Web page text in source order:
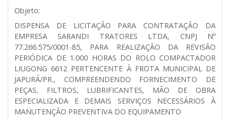
Objeto:
DISPENSA DE LICITAÇÃO PARA CONTRATAÇÃO DA
EMPRESA SARANDI TRATORES LTDA, CNPJ Nº
77.266.575/0001-85, PARA REALIZAÇÃO DA REVISÃO
PERIÓDICA DE 1.000 HORAS DO ROLO COMPACTADOR
LIUGONG 6612 PERTENCENTE À FROTA MUNICIPAL DE
JAPURÁ/PR., COMPREENDENDO FORNECIMENTO DE
PEÇAS, FILTROS, LUBRIFICANTES, MÃO DE OBRA
ESPECIALIZADA E DEMAIS SERVIÇOS NECESSÁRIOS À
MANUTENÇÃO PREVENTIVA DO EQUIPAMENTO